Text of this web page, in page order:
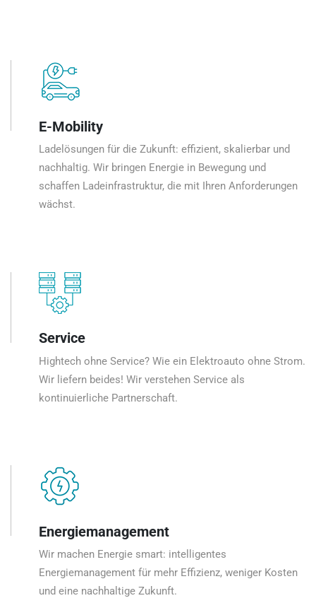
E-Mobility
Ladelösungen für die Zukunft: effizient, skalierbar und
nachhaltig. Wir bringen Energie in Bewegung und
schaffen Ladeinfrastruktur, die mit Ihren Anforderungen
wächst.
Service
Hightech ohne Service? Wie ein Elektroauto ohne Strom.
Wir liefern beides! Wir verstehen Service als
kontinuierliche Partnerschaft.
Energiemanagement
Wir machen Energie smart: intelligentes
Energiemanagement für mehr Effizienz, weniger Kosten
und eine nachhaltige Zukunft.